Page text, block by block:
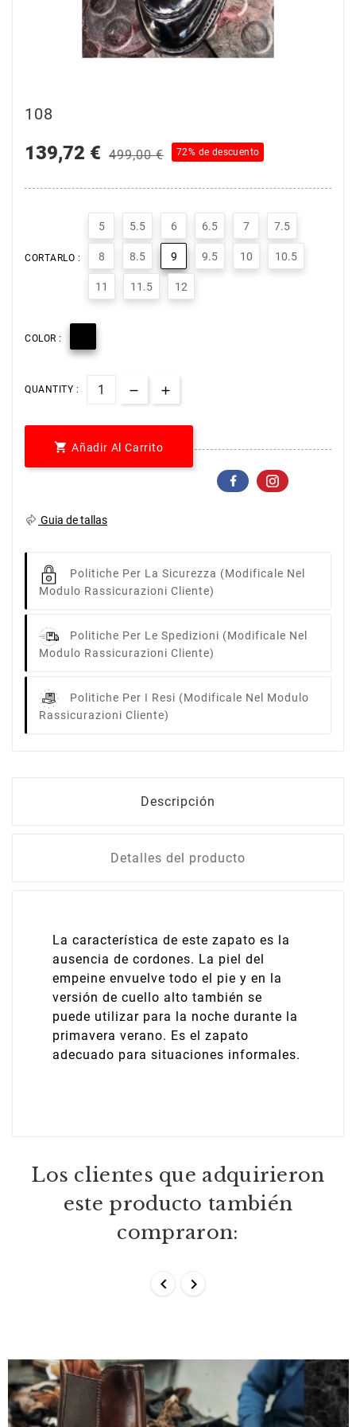
108
139,72 € 499,00 € 72% de descuento
CORTARLO :
5 5.5 6 6.5 7 7.5
8 8.5 9 9.5 10 10.5
11 11.5 12
COLOR :
QUANTITY :
 Añadir Al Carrito
Guia de tallas
Politiche Per La Sicurezza (modificale Nel
Modulo Rassicurazioni Cliente)
Politiche Per Le Spedizioni (modificale Nel
Modulo Rassicurazioni Cliente)
Politiche Per I Resi (modificale Nel Modulo
Rassicurazioni Cliente)
Descripción
Detalles del producto
La característica de este zapato es la
ausencia de cordones. La piel del
empeine envuelve todo el pie y en la
versión de cuello alto también se
puede utilizar para la noche durante la
primavera verano. Es el zapato
adecuado para situaciones informales.
Los clientes que adquirieron
este producto también
compraron:
 